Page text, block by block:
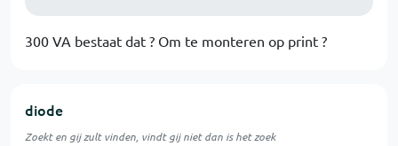
300 VA bestaat dat ? Om te monteren op print ?
diode
Zoekt en gij zult vinden, vindt gij niet dan is het zoek